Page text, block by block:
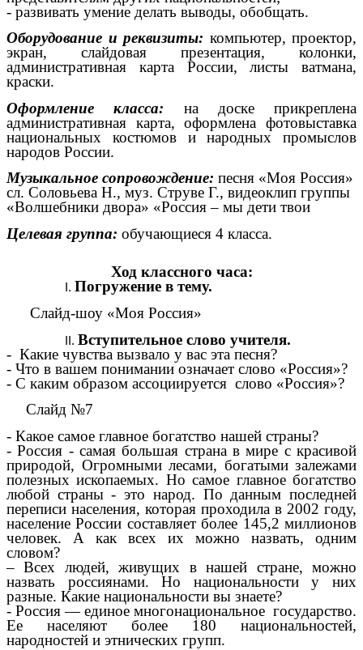
- развивать умение делать выводы, обобщать.
Оборудование и реквизиты: компьютер, проектор,
экран, слайдовая презентация, колонки,
административная карта России, листы ватмана,
краски.
Оформление класса: на доске прикреплена
административная карта, оформлена фотовыставка
национальных костюмов и народных промыслов
народов России.
Музыкальное сопровождение: песня «Моя Россия»
сл. Соловьева Н., муз. Струве Г., видеоклип группы
«Волшебники двора» «Россия – мы дети твои
Целевая группа: обучающиеся 4 класса.
Ход классного часа:
Погружение в тему.
Слайд-шоу «Моя Россия»
Вступительное слово учителя.
- Какие чувства вызвало у вас эта песня?
- Что в вашем понимании означает слово «Россия»?
- С каким образом ассоциируется слово «Россия»?
Слайд №7
- Какое самое главное богатство нашей страны?
- Россия - самая большая страна в мире с красивой
природой, Огромными лесами, богатыми залежами
полезных ископаемых. Но самое главное богатство
любой страны - это народ. По данным последней
переписи населения, которая проходила в 2002 году,
население России составляет более 145,2 миллионов
человек. А как всех их можно назвать, одним
словом?
– Всех людей, живущих в нашей стране, можно
назвать россиянами. Но национальности у них
разные. Какие национальности вы знаете?
- Россия — единое многонациональное государство.
Ее населяют более 180 национальностей,
народностей и этнических групп.